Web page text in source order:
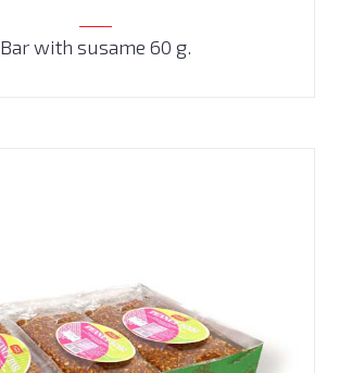
Bar with susame 60 g.